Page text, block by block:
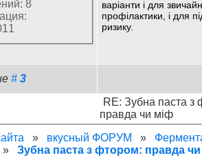
8
варіанти і для
профілактики, і для
ризику.
#3
RE: Зубна паста з
правда чи міф
» вкусный ФОРУМ »
»Зубна паста з фтором: правда